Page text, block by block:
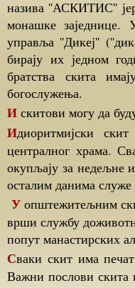
назива ''АСКИТИС''
монашке заједнице.
управља ''Дикеј''
бирају их једном
братства скита
богослужења.
И скитови могу да
Идиоритмијски скит се састоји од више келија које се налазе око
централног храма.
окупљају за недељне
осталим данима
У општежитељним скитовима судија тј.праведник се назива игуманом, који
врши службу
попут манастирских
Сваки скит има печат са својим именом и именом манастира - власника.
Важни послови скита